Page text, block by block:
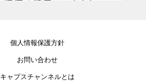
個人情報保護方針
お問い合わせ
キャプスチャンネルとは